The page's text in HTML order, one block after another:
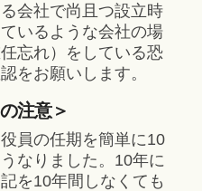
会社で尚且つ設立時
いるような会社の場
忘れ）をしている恐
をお願いします。
注意＞
員の任期を簡単に10
なりました。10年に
を10年間しなくても